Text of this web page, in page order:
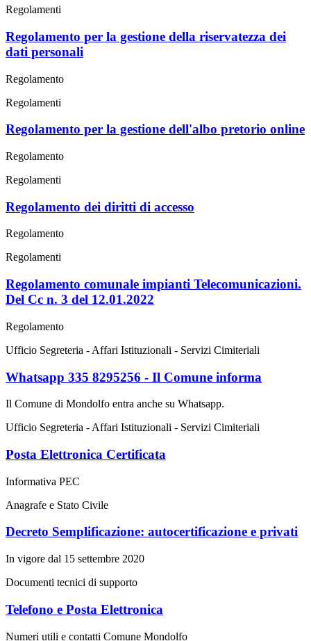
Regolamenti
Regolamento per la gestione della riservatezza dei
dati personali
Regolamento
Regolamenti
Regolamento per la gestione dell'albo pretorio online
Regolamento
Regolamenti
Regolamento dei diritti di accesso
Regolamento
Regolamenti
Regolamento comunale impianti Telecomunicazioni.
Del Cc n. 3 del 12.01.2022
Regolamento
Ufficio Segreteria - Affari Istituzionali - Servizi Cimiteriali
Whatsapp 335 8295256 - Il Comune informa
Il Comune di Mondolfo entra anche su Whatsapp.
Ufficio Segreteria - Affari Istituzionali - Servizi Cimiteriali
Posta Elettronica Certificata
Informativa PEC
Anagrafe e Stato Civile
Decreto Semplificazione: autocertificazione e privati
In vigore dal 15 settembre 2020
Documenti tecnici di supporto
Telefono e Posta Elettronica
Numeri utili e contatti Comune Mondolfo